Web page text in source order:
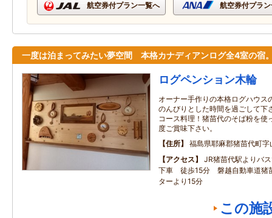
航空券付プラン一覧へ 航空券付プラ
一度は泊まってみたい夢空間 本格カナディアンログ全4室の宿
ログペンション木輪
オーナー手作りの本格ログハウス
のんびりとした時間を過ごして下
コース料理！猪苗代のそば粉を使
度ご賞味下さい。
住所
福島県耶麻郡猪苗代町
アクセス
JR猪苗代駅よりバ
下車 徒歩15分 磐越自動車道猪
ターより15分
この施